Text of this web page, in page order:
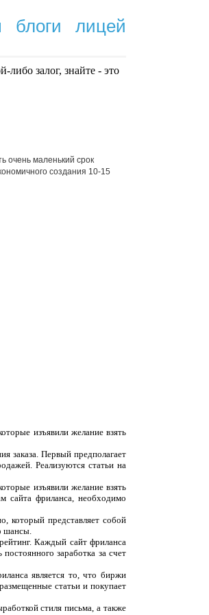
блоги лицей
либо залог, знайте - это
очень маленький срок
создания 10-15
изъявили желание взять
заказа. Первый предполагает
Реализуются статьи на
изъявили желание взять
сайта фриланса, необходимо
который представляет собой
шансы.
Каждый сайт фриланса
заработка за счет
является то, что биржи
статьи и покупает
стиля письма, а также